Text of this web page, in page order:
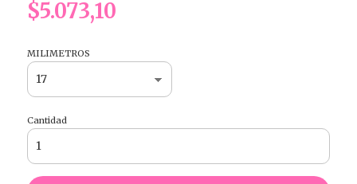
$5.073,10
MILIMETROS
Cantidad